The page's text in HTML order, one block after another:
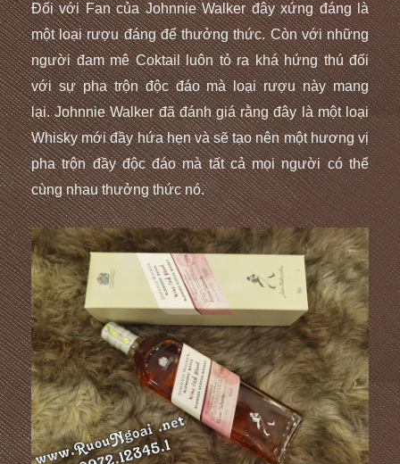
Đối với Fan của Johnnie Walker đây xứng đáng là
một loại rượu đáng để thưởng thức. Còn với những
người đam mê Coktail luôn tỏ ra khá hứng thú đối
với sự pha trộn độc đáo mà loại rượu này mang
lại.Johnnie Walker đã đánh giá rằng đây là một loại
Whisky mới đầy hứa hẹn và sẽ tạo nên một hương vị
pha trộn đầy độc đáo mà tất cả mọi người có thể
cùng nhau thưởng thức nó.